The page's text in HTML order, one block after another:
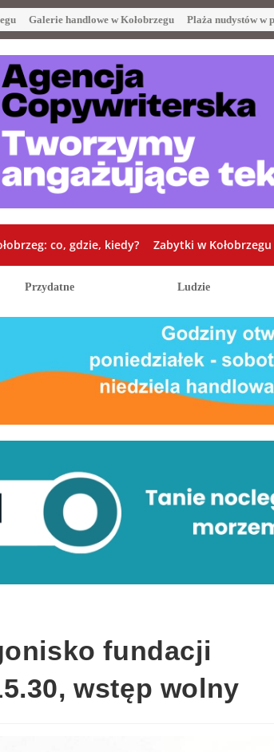
Galerie handlowe w Kołobrzegu Plaża nudystów w
co, gdzie, kiedy? Zabytki w Kołobrzegu
Przydatne Ludzie
fundacji
wstęp wolny